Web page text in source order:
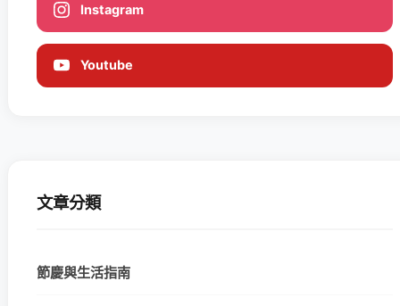
Instagram
Youtube
文章分類
節慶與生活指南